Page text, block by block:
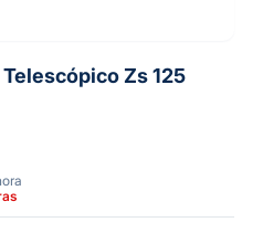
Zs 125